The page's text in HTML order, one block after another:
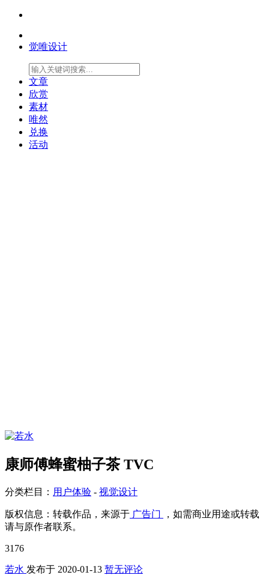
觉唯设计
文章
欣赏
素材
唯然
兑换
活动
康师傅蜂蜜柚子茶 TVC
分类栏目： 用户体验 - 视觉设计
版权信息： 转载作品，来源于 广告门
，如需商业用途或转载
请与原作者联系。
3176
若水 发布于 2020-01-13 暂无评论